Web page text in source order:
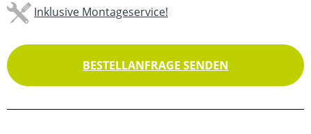
Inklusive Montageservice!
BESTELLANFRAGE SENDEN